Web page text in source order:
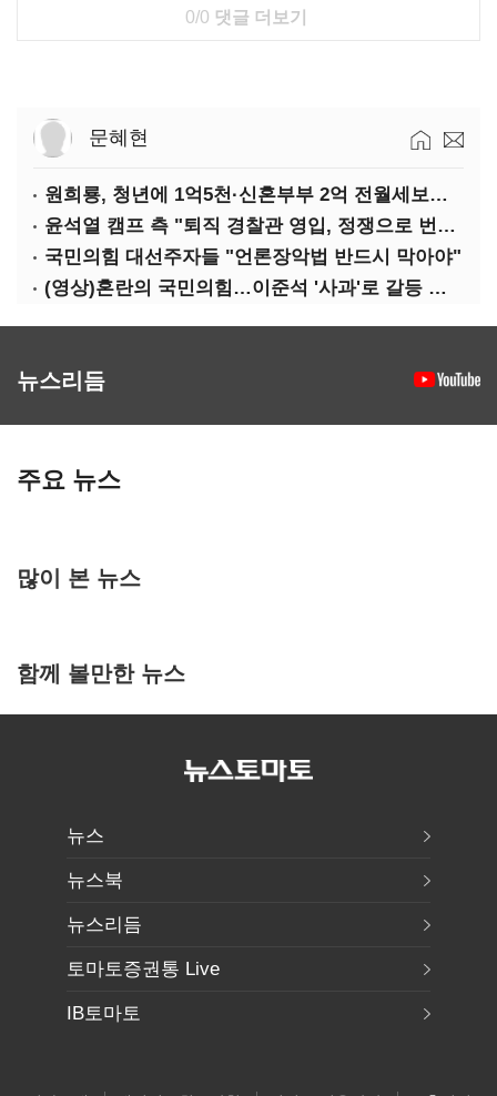
0/0 댓글 더보기
문혜현
원희룡, 청년에 1억5천·신혼부부 2억 전월세보증금 대출 공약
윤석열 캠프 측 "퇴직 경찰관 영입, 정쟁으로 번져…사죄"
국민의힘 대선주자들 "언론장악법 반드시 막아야"
(영상)혼란의 국민의힘…이준석 '사과'로 갈등 수습하나
뉴스리듬
주요 뉴스
많이 본 뉴스
함께 볼만한 뉴스
뉴스
뉴스북
뉴스리듬
토마토증권통 Live
IB토마토